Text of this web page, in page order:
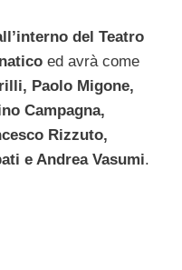
del Teatro
ed avrà come
Paolo Migone,
Campagna,
Rizzuto,
e Andrea Vasumi.